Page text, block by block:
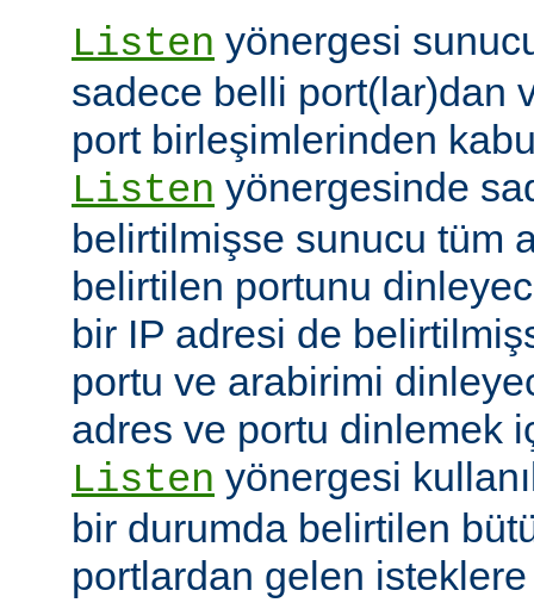
Listen yönergesi
sadece belli port(lar)dan
port birleşimlerinden
Listen yönergesinde
belirtilmişse sunucu tüm
belirtilen portunu
bir IP adresi de
portu ve arabirimi
adres ve portu dinlemek
Listen yönergesi
bir durumda belirtilen
portlardan gelen isteklere